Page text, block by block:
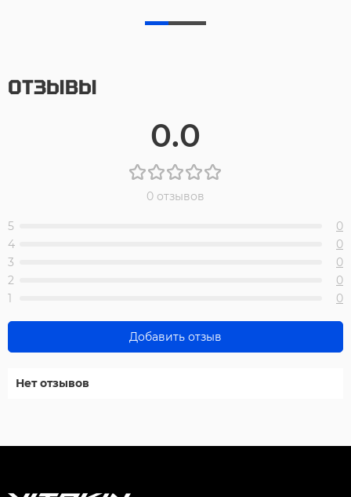
ОТЗЫВЫ
0.0
0 отзывов
5
0
4
0
3
0
2
0
1
0
Добавить отзыв
Нет отзывов